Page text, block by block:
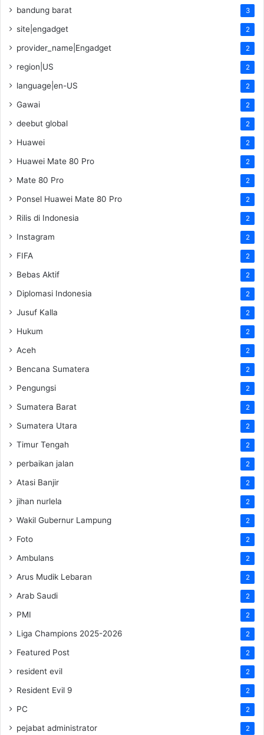
bandung barat 3
site|engadget 2
provider_name|Engadget 2
region|US 2
language|en-US 2
Gawai 2
deebut global 2
Huawei 2
Huawei Mate 80 Pro 2
Mate 80 Pro 2
Ponsel Huawei Mate 80 Pro 2
Rilis di Indonesia 2
Instagram 2
FIFA 2
Bebas Aktif 2
Diplomasi Indonesia 2
Jusuf Kalla 2
Hukum 2
Aceh 2
Bencana Sumatera 2
Pengungsi 2
Sumatera Barat 2
Sumatera Utara 2
Timur Tengah 2
perbaikan jalan 2
Atasi Banjir 2
jihan nurlela 2
Wakil Gubernur Lampung 2
Foto 2
Ambulans 2
Arus Mudik Lebaran 2
Arab Saudi 2
PMI 2
Liga Champions 2025-2026 2
Featured Post 2
resident evil 2
Resident Evil 9 2
PC 2
pejabat administrator 2